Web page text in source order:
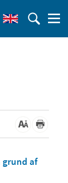
grund af